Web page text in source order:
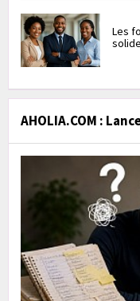
Les
AHOLIA.COM :